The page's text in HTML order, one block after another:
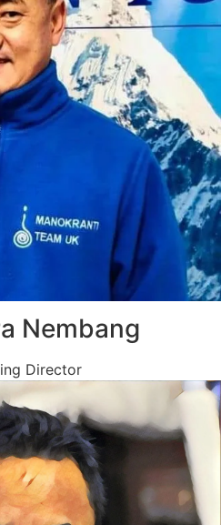
Nembang
Director